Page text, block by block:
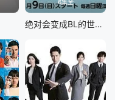
6集全
绝对会变成BL的世界VS绝不想变成BL的男人最终章